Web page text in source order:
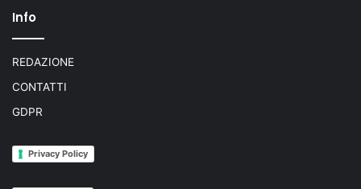
Info
REDAZIONE
CONTATTI
GDPR
Privacy Policy